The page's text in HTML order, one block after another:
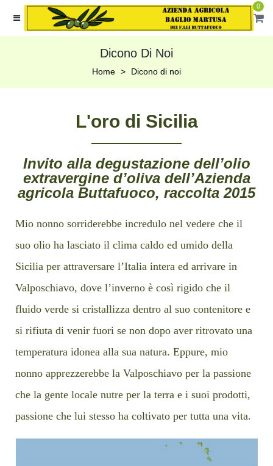
0
Dicono Di Noi
Home Dicono di noi
L'oro di Sicilia
Invito alla degustazione dell’olio
extravergine d’oliva dell’Azienda
agricola Buttafuoco, raccolta 2015
Mio nonno sorriderebbe incredulo nel vedere che il
suo olio ha lasciato il clima caldo ed umido della
Sicilia per attraversare l’Italia intera ed arrivare in
Valposchiavo, dove l’inverno è così rigido che il
fluido verde si cristallizza dentro al suo contenitore e
si rifiuta di venir fuori se non dopo aver ritrovato una
temperatura idonea alla sua natura. Eppure, mio
nonno apprezzerebbe la Valposchiavo per la passione
che la gente locale nutre per la terra e i suoi prodotti,
passione che lui stesso ha coltivato per tutta una vita.